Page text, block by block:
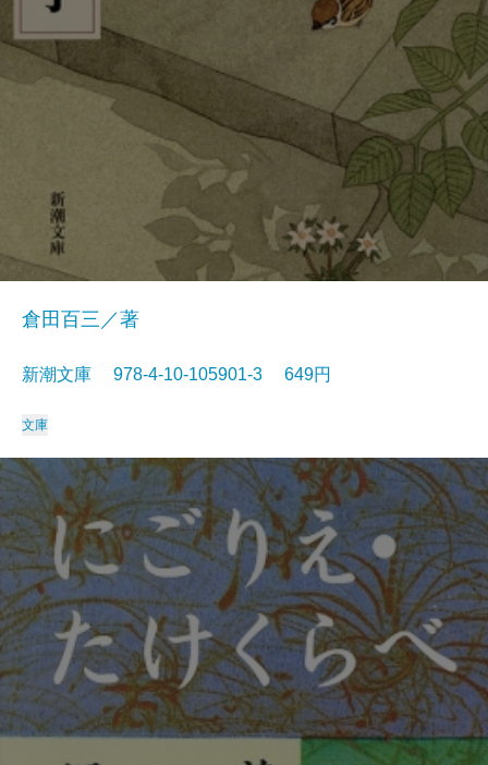
倉田百三／著
新潮文庫 978-4-10-105901-3 649円
文庫